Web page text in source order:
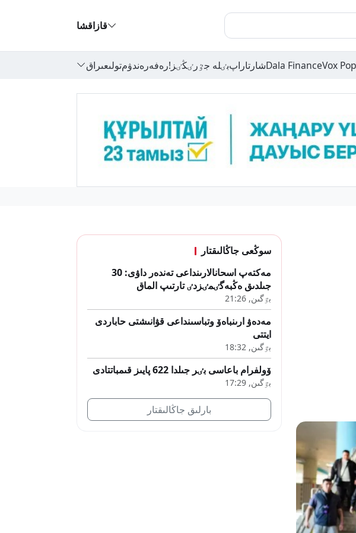
قازاقشا
Vox
Dala Financeشارتاراپبٸلە جٷرٸڭٸز!رەفەرەندۋمتولىعىراق
سوڭعى جاڭالىقتار
مەكتەپ اسحانالارىنداعى تەندەر داۋى: 30
جىلدىق ەڭبەگٸمٸزدٸ تارتىپ الماق
بٷگىن, 21:26
مەدەۋ ارىنباەۆ وتباسىنداعى قۋانىشتى حاباردى
ايتتى
بٷگىن, 18:32
ۆولفرام باعاسى بٸر جىلدا 622 پايىز قىمباتتادى
بٷگىن, 17:29
بارلىق جاڭالىقتار